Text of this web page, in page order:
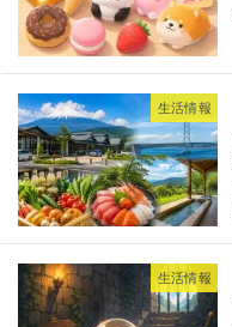
生活情報
生活情報